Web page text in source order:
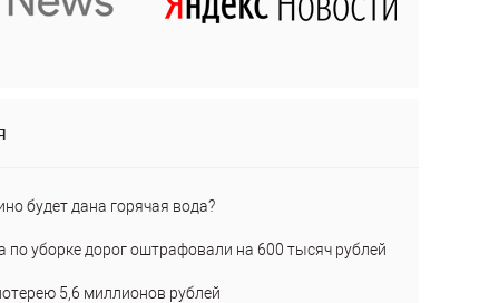
будет дана горячая вода?
по уборке дорог оштрафовали на 600 тысяч рублей
5,6 миллионов рублей